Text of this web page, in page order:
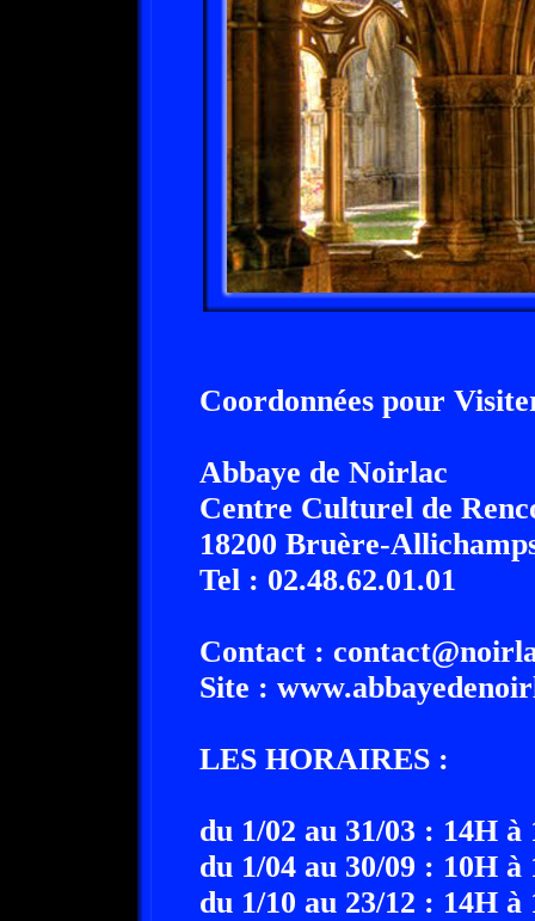
Coordonnées pour
Abbaye de Noirlac
Centre Culturel de
18200 Bruère-
Tel : 02.48.62.01.01
Contact :
Site :
LES HORAIRES :
du 1/02 au 31/03 : 14H à
du 1/04 au 30/09 : 10H à
du 1/10 au 23/12 : 14H à